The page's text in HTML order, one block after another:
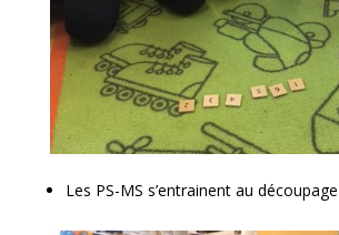
Les PS-MS s’entrainent au découpage